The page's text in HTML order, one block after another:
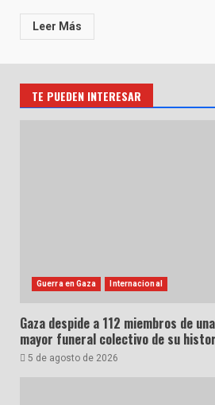
Leer Más
TE PUEDEN INTERESAR
Guerra en Gaza Internacional
Gaza despide a 112 miembros de
mayor funeral colectivo de su
5 de agosto de 2026